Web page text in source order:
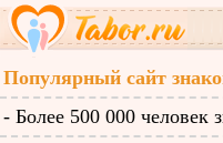
Популярный сайт
- Более 500 000 человек